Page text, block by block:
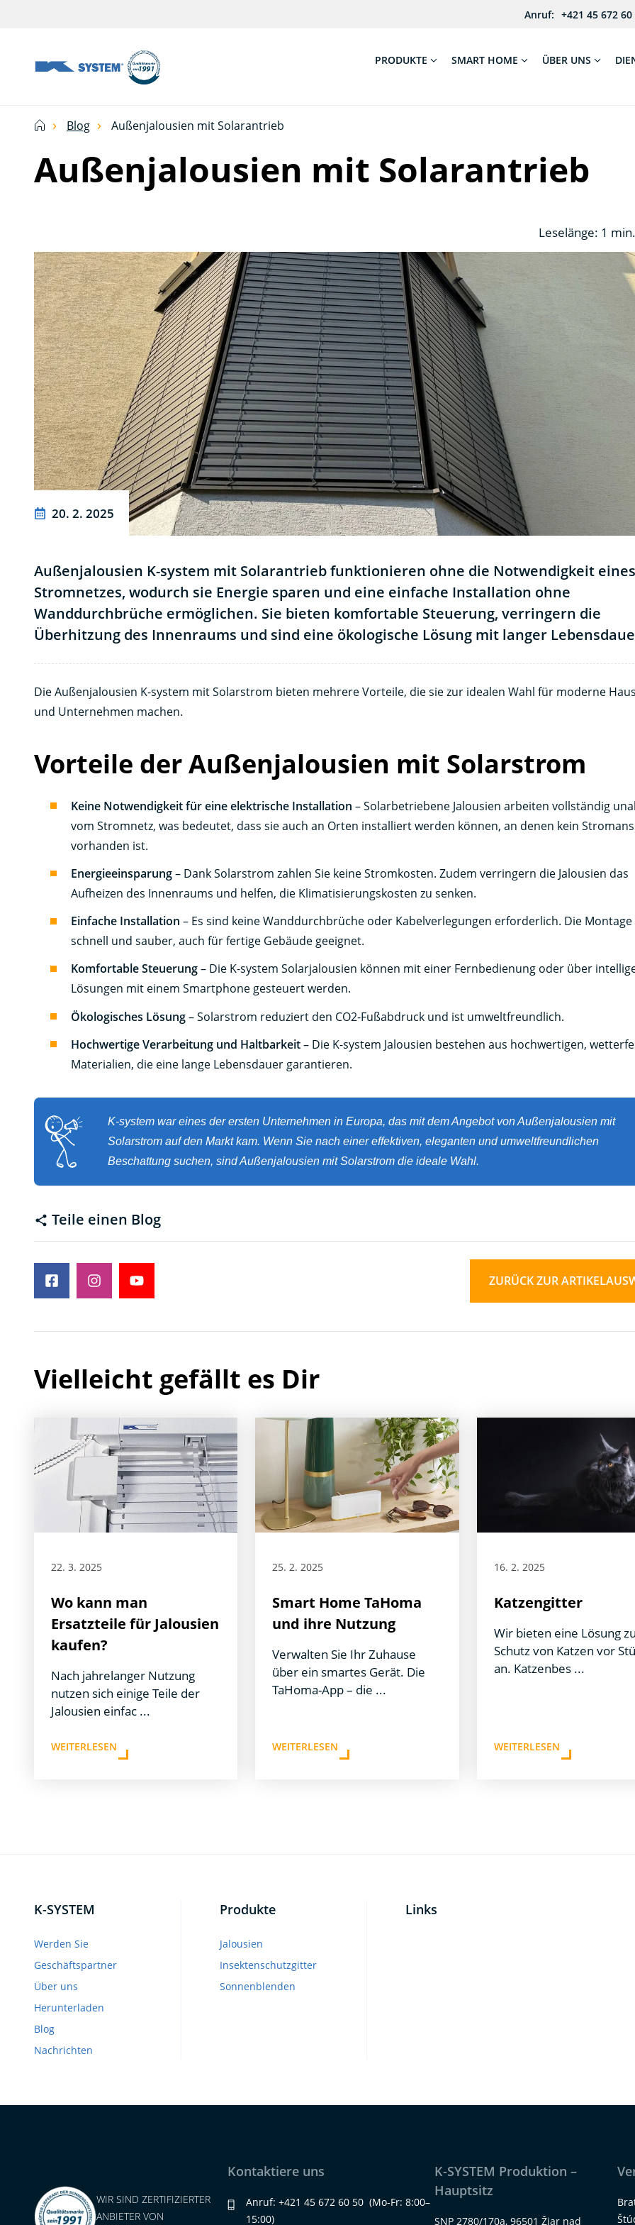
Anruf: +421 45 672 60
Abschirmtechnologie
Haus
Ksystem
PRODUKTE SMART HOME ÜBER UNS
Blog Außenjalousien mit Solarantrieb
Außenjalousien mit Solarantrieb
Leselänge: 1
20. 2. 2025
Außenjalousien K-system mit Solarantrieb funktionieren ohne die Notwendigkeit eines
Stromnetzes, wodurch sie Energie sparen und eine einfache Installation ohne
Wanddurchbrüche ermöglichen. Sie bieten komfortable Steuerung, verringern die
Überhitzung des Innenraums und sind eine ökologische Lösung mit langer
Die Außenjalousien K-system mit Solarstrom bieten mehrere Vorteile, die sie zur idealen Wahl für moderne
und Unternehmen machen.
Vorteile der Außenjalousien mit Solarstrom
Keine Notwendigkeit für eine elektrische Installation – Solarbetriebene Jalousien arbeiten vollständig
vom Stromnetz, was bedeutet, dass sie auch an Orten installiert werden können, an denen kein
vorhanden ist.
Energieeinsparung– Dank Solarstrom zahlen Sie keine Stromkosten. Zudem verringern die Jalousien das
Aufheizen des Innenraums und helfen, die Klimatisierungskosten zu senken.
Einfache Installation – Es sind keine Wanddurchbrüche oder Kabelverlegungen erforderlich. Die
schnell und sauber, auch für fertige Gebäude geeignet.
Komfortable Steuerung– Die K-system Solarjalousien können mit einer Fernbedienung oder über
Lösungen mit einem Smartphone gesteuert werden.
Ökologisches Lösung– Solarstrom reduziert den CO2-Fußabdruck und ist umweltfreundlich.
Hochwertige Verarbeitung und Haltbarkeit– Die K-system Jalousien bestehen aus hochwertigen,
Materialien, die eine lange Lebensdauer garantieren.
K-system war eines der ersten Unternehmen in Europa, das mit dem Angebot von Außenjalousien mit
Solarstrom auf den Markt kam. Wenn Sie nach einer effektiven, eleganten und umweltfreundlichen
Beschattung suchen, sind Außenjalousien mit Solarstrom die ideale Wahl.
Teile einen Blog
ZURÜCK ZUR
Vielleicht gefällt es Dir
22. 3. 2025
Wo kann man
Ersatzteile für Jalousien
kaufen?
Nach jahrelanger Nutzung
nutzen sich einige Teile der
Jalousien einfac ...
WEITERLESEN
25. 2. 2025
Smart Home TaHoma
und ihre Nutzung
Verwalten Sie Ihr Zuhause
über ein smartes Gerät. Die
TaHoma-App – die ...
WEITERLESEN
16. 2. 2025
Katzengitter
Wir bieten eine Lösung
Schutz von Katzen vor
an. Katzenbes ...
WEITERLESEN
K-SYSTEM
Werden Sie
Geschäftspartner
Über uns
Herunterladen
Blog
Nachrichten
Produkte
Jalousien
Insektenschutzgitter
Sonnenblenden
Links
WIR SIND ZERTIFIZIERTER
ANBIETER VON
Kontaktiere uns
Anruf:+421 45 672 60 50 (Mo-Fr: 8:00–
15:00)
K-SYSTEM Produktion –
Hauptsitz
SNP 2780/170a, 96501 Žiar nad